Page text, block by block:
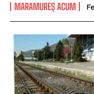
MARAMUREȘ ACUM